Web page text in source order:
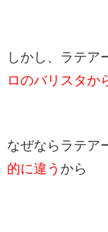
しかし、ラテア
ロのバリスタか
なぜならラテア
的に違う から